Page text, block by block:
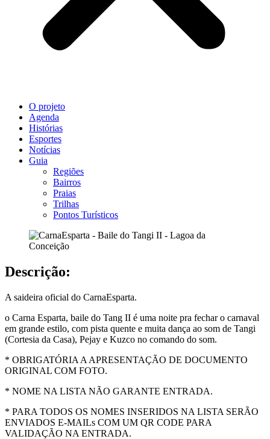
O projeto
Agenda
Histórias
Esportes
Notícias
Guia
Regiões
Bairros
Praias
Trilhas
Pontos Turísticos
Descrição:
A saideira oficial do CarnaEsparta.
o Carna Esparta, baile do Tang II é uma noite pra fechar o carnaval
em grande estilo, com pista quente e muita dança ao som de Tangi
(Cortesia da Casa), Pejay e Kuzco no comando do som.
* OBRIGATÓRIA A APRESENTAÇÃO DE DOCUMENTO
ORIGINAL COM FOTO.
* NOME NA LISTA NÃO GARANTE ENTRADA.
* PARA TODOS OS NOMES INSERIDOS NA LISTA SERÃO
ENVIADOS E-MAILs COM UM QR CODE PARA
VALIDAÇÃO NA ENTRADA.